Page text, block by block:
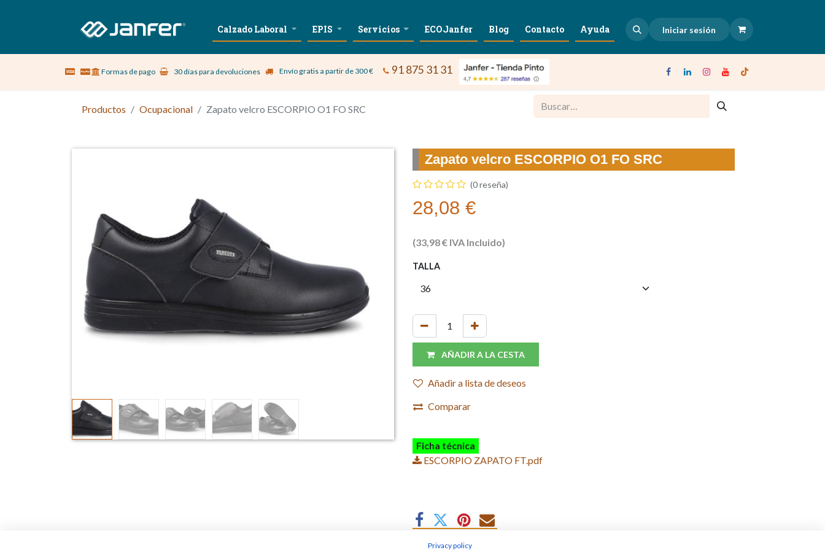
Sobre nosotros Vestuario Laboral Calzado Laboral EPIS Servicios ECOJanfer Blog Contacto Ayuda Iniciar sesión
Formas de pago 30 días para devoluciones Envío gratis a partir de 300 € 91 875 31 31
Productos Ocupacional Zapato velcro ESCORPIO O1 FO SRC
Zapato velcro ESCORPIO O1 FO SRC
(0 reseña)
28,08 €
(33,98€ IVA Incluido)
TALLA
AÑADIR A LA CESTA
Añadir a lista de deseos
Comparar
Ficha técnica
ESCORPIO ZAPATO FT.pdf
Privacy policy